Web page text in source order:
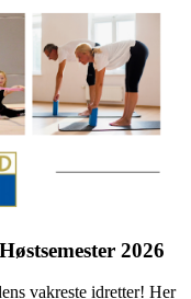
2026
vakreste idretter! Her